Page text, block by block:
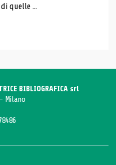
quelle ...
BIBLIOGRAFICA srl
Milano